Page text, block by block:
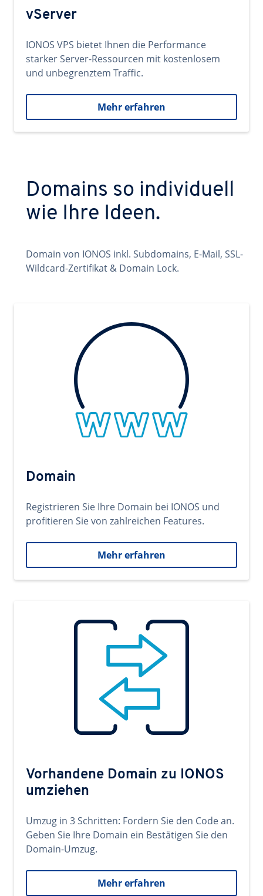
vServer
IONOS VPS bietet Ihnen die Performance
starker Server-Ressourcen mit kostenlosem
und unbegrenztem Traffic.
Mehr erfahren
Domains so individuell
wie Ihre Ideen.
Domain von IONOS inkl. Subdomains, E-Mail, SSL-
Wildcard-Zertifikat & Domain Lock.
Domain
Registrieren Sie Ihre Domain bei IONOS und
profitieren Sie von zahlreichen Features.
Mehr erfahren
Vorhandene Domain zu IONOS
umziehen
Umzug in 3 Schritten: Fordern Sie den Code an.
Geben Sie Ihre Domain ein Bestätigen Sie den
Domain-Umzug.
Mehr erfahren